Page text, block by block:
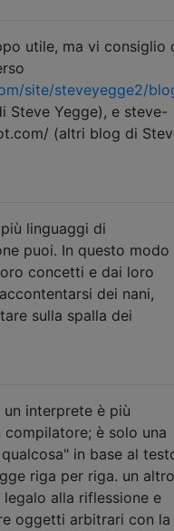
utile, ma vi consiglio
site/steveyegge2/
Steve Yegge), e steve-
(altri blog di
linguaggi di
puoi. In questo modo
concetti e dai loro
dei nani,
sulla spalla dei
interprete è più
compilatore; è solo una
in base al
riga per riga. un altro
alla riflessione e
oggetti arbitrari con la